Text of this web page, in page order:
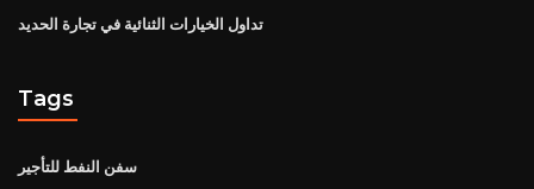
تداول الخيارات الثنائية في تجارة الحديد
Tags
سفن النفط للتأجير